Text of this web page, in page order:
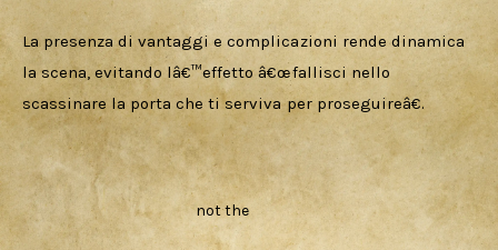
La presenza di vantaggi e complicazioni rende dinamica
la scena, evitando lâ€™effetto â€œfallisci nello
scassinare la porta che ti serviva per proseguireâ€.
not the